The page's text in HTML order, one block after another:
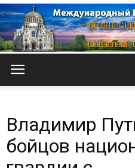
Владимир
бойцов